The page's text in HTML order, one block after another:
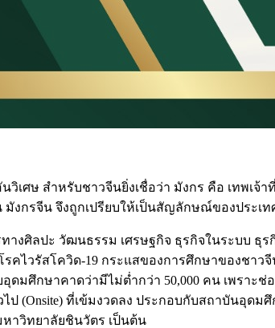
เศษ สำหรับชาวจีนยิ่งเชื่อว่า มังกร คือ เทพเ
กรจีน จึงถูกเปรียบให้เป็นสัญลักษณ์ของประเท
งศิลปะ วัฒนธรรม เศรษฐกิจ ธุรกิจในระบบ ธุ
ไวรัสโควิด-19 กระแสของการศึกษาของชาว
ดมศึกษาคาดว่ามีไม่ต่ำกว่า 50,000 คน เพราะ
ป (Onsite) ที่เข้มงวดลง ประกอบกับสถาบันอุด
าวิทยาลัยชินวัตร เป็นต้น